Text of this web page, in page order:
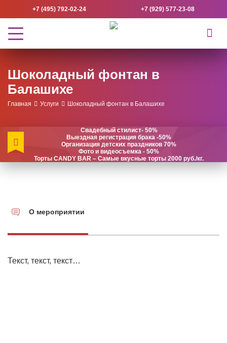
+7 (495) 792-02-24 +7 (929) 577-23-08
Шоколадный фонтан в
Балашихе
Главная Услуги Шоколадный фонтан в Балашихе
Свадебный стилист- 50%
Выездная регистрация брака -50%
Организация детских праздников 70%
Фото и видеосъемка - 50%
Торты CANDY BAR – Самые вкусные торты 2000 руб./кг.
О мероприятии
Текст, текст, текст…